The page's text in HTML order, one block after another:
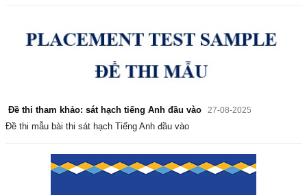
Đề thi tham khảo: sát hạch tiếng Anh đầu vào 27-08-2025
Đề thi mẫu bài thi sát hạch Tiếng Anh đầu vào